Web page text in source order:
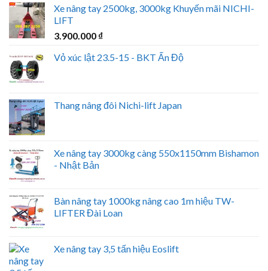
Xe nâng tay 2500kg, 3000kg Khuyến mãi NICHI-
LIFT
3.900.000 ₫
Vỏ xúc lật 23.5-15 - BKT Ấn Độ
Thang nâng đôi Nichi-lift Japan
Xe nâng tay 3000kg càng 550x1150mm Bishamon
- Nhật Bản
Bàn nâng tay 1000kg nâng cao 1m hiệu TW-
LIFTER Đài Loan
Xe nâng tay 3,5 tấn hiệu Eoslift